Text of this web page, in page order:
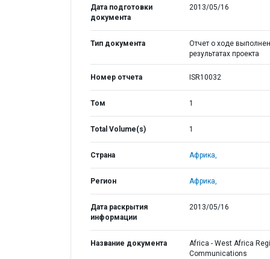
Дата подготовки
документа
2013/05/16
Тип документа
Отчет о ходе
результатах проекта
Номер отчета ISR10032
Том 1
Total Volume(s) 1
Страна Африка,
Регион Африка,
Дата раскрытия
информации
2013/05/16
Название документа
Africa - West Africa
Communications